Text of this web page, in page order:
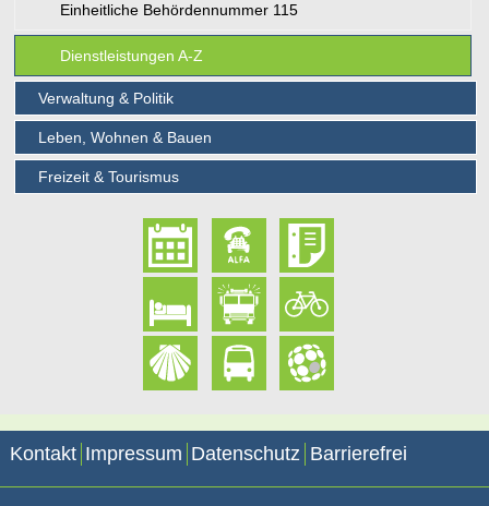
Einheitliche Behördennummer 115
Dienstleistungen A-Z
Verwaltung & Politik
Leben, Wohnen & Bauen
Freizeit & Tourismus
Kontakt Impressum Datenschutz Barrierefrei